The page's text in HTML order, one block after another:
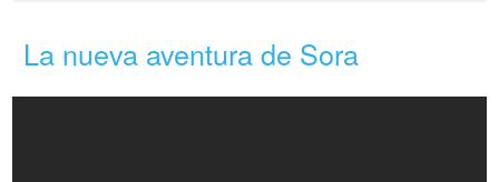
La nueva aventura de Sora